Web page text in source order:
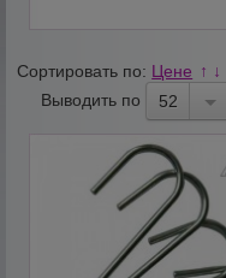
Сортировать по: Цене ↑ ↓
Выводить по 52